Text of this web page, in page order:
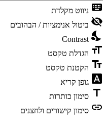
ניווט מקלדת
ביטול אנימציות / הבהובים
Contrast
הגדלת טקסט
הקטנת טקסט
גופן קריא
סימון כותרות
סימון קישורים ולחצנים